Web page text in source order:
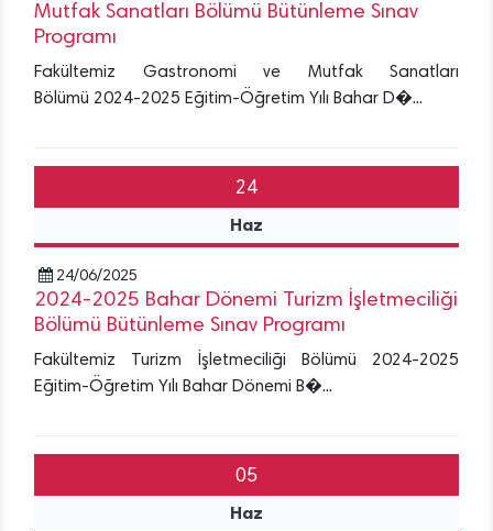
Mutfak Sanatları Bölümü Bütünleme Sınav
Programı
Fakültemiz Gastronomi ve Mutfak Sanatları
Bölümü 2024-2025 Eğitim-Öğretim Yılı Bahar D�...
24
Haz
24/06/2025
2024-2025 Bahar Dönemi Turizm İşletmeciliği
Bölümü Bütünleme Sınav Programı
Fakültemiz Turizm İşletmeciliği Bölümü 2024-2025
Eğitim-Öğretim Yılı Bahar Dönemi B�...
05
Haz